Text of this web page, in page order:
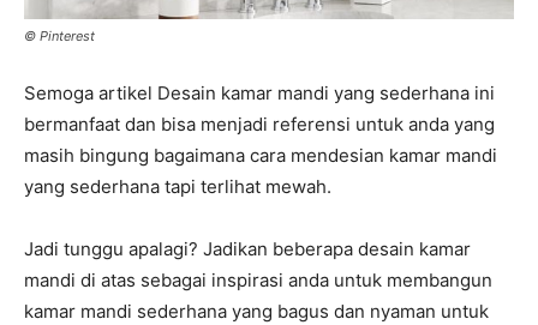
© Pinterest
Semoga artikel Desain kamar mandi yang sederhana ini
bermanfaat dan bisa menjadi referensi untuk anda yang
masih bingung bagaimana cara mendesian kamar mandi
yang sederhana tapi terlihat mewah.
Jadi tunggu apalagi? Jadikan beberapa desain kamar
mandi di atas sebagai inspirasi anda untuk membangun
kamar mandi sederhana yang bagus dan nyaman untuk